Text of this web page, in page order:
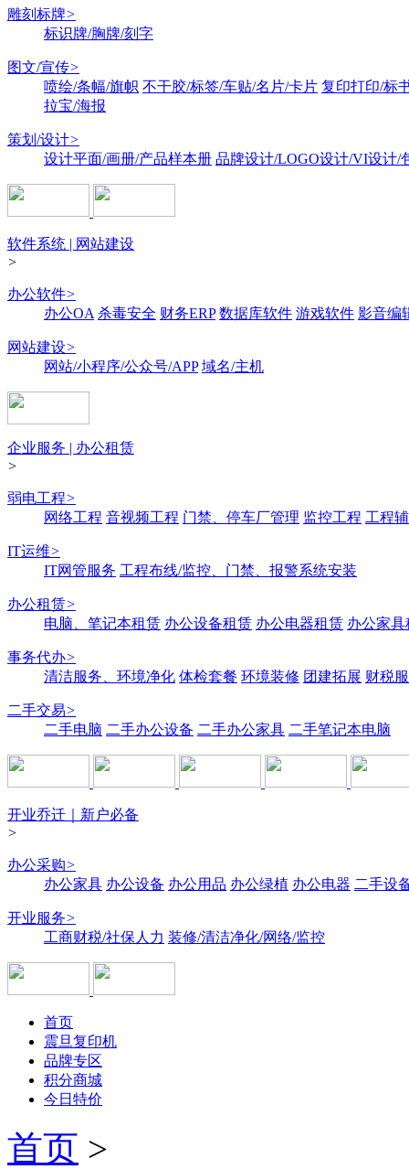
雕刻标牌>
标识牌/胸牌/刻字
图文/宣传>
喷绘/条幅/旗帜 不干胶/标签/车贴/名片/卡片 复印打印/标
拉宝/海报
策划/设计>
设计平面/画册/产品样本册 品牌设计/LOGO设计/VI设计/
软件系统 | 网站建设
>
办公软件>
办公OA 杀毒安全 财务ERP 数据库软件 游戏软件 影音编
网站建设>
网站/小程序/公众号/APP 域名/主机
企业服务 | 办公租赁
>
弱电工程>
网络工程 音视频工程 门禁、停车厂管理 监控工程 工程
IT运维>
IT网管服务 工程布线/监控、门禁、报警系统安装
办公租赁>
电脑、笔记本租赁 办公设备租赁 办公电器租赁 办公家具
事务代办>
清洁服务、环境净化 体检套餐 环境装修 团建拓展 财税
二手交易>
二手电脑 二手办公设备 二手办公家具 二手笔记本电脑
开业乔迁｜新户必备
>
办公采购>
办公家具 办公设备 办公用品 办公绿植 办公电器 二手设
开业服务>
工商财税/社保人力 装修/清洁净化/网络/监控
首页
震旦复印机
品牌专区
积分商城
今日特价
首页 >